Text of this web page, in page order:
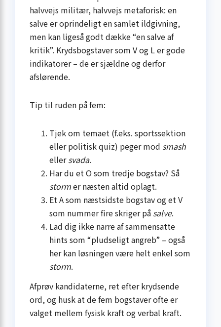
halvvejs militær, halvvejs metaforisk: en
salve er oprindeligt en samlet ildgivning,
men kan ligeså godt dække “en salve af
kritik”. Krydsbogstaver som V og L er gode
indikatorer – de er sjældne og derfor
afslørende.
Tip til ruden på fem:
Tjek om temaet (f.eks. sportssektion
eller politisk quiz) peger mod smash
ellersvada.
Har du et O som tredje bogstav? Så
stormer næsten altid oplagt.
Et A som næstsidste bogstav og et V
som nummer fire skriger på salve.
Lad dig ikke narre af sammensatte
hints som “pludseligt angreb” – også
her kan løsningen være helt enkel som
storm.
Afprøv kandidaterne, ret efter krydsende
ord, og husk at de fem bogstaver ofte er
valget mellem fysisk kraft og verbal kraft.